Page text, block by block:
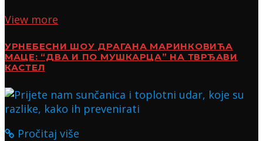
View more
УРНЕБЕСНИ ШОУ ДРАГАНА МАРИНКОВИЋА
МАЦЕ: “ДВА И ПО МУШКАРЦА” НА ТВРЂАВИ
КАСТЕЛ
Pročitaj više